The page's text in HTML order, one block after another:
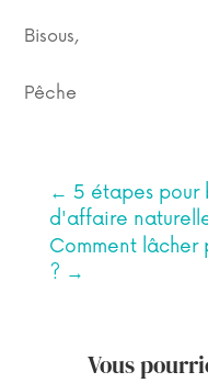
Bisous,
Pêche
← 5 étapes pour
d'affaire
Comment lâcher
? →
Vous